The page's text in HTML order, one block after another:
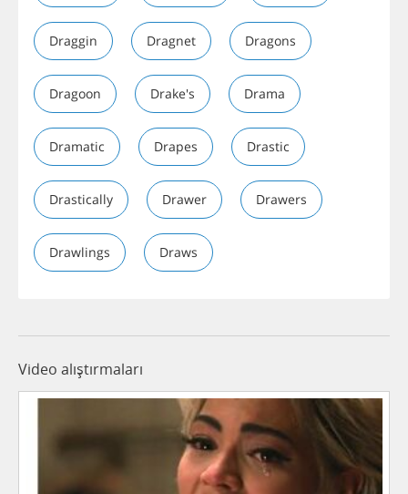
Draggin Dragnet Dragons
Dragoon Drake's Drama
Dramatic Drapes Drastic
Drastically Drawer Drawers
Drawlings Draws
Video alıştırmaları